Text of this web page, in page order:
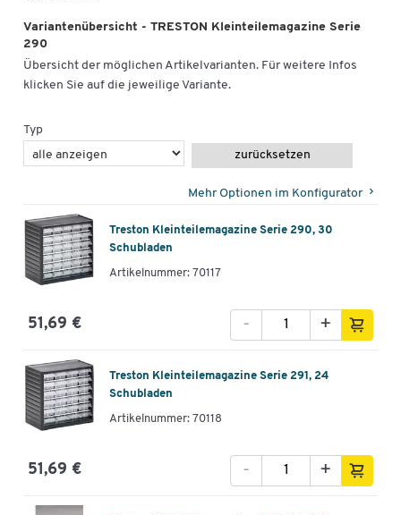
Typ 290
Maße
Außenmaße Schubladen B x T x
55 x 175 x 37
Breite [mm]
Innenmaße Schubladen B x T x H
47 x 146 x 32
Variantenübersicht - TRESTON Kleinteilemagazine Serie
290
Übersicht der möglichen Artikelvarianten. Für weitere Infos
klicken Sie auf die jeweilige Variante.
Typ
zurücksetzen
Mehr Optionen im Konfigurator
Treston Kleinteilemagazine Serie 290, 30
Schubladen
Artikelnummer: 70117
51,69 € +
-
Treston Kleinteilemagazine Serie 291, 24
Schubladen
Artikelnummer: 70118
51,69 € +
-